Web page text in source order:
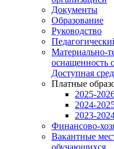
Документы
Образование
Руководство
Материально-
оснащенность
Доступная
Платные
2025-
2024-
2023-
Финансово-
Вакантные